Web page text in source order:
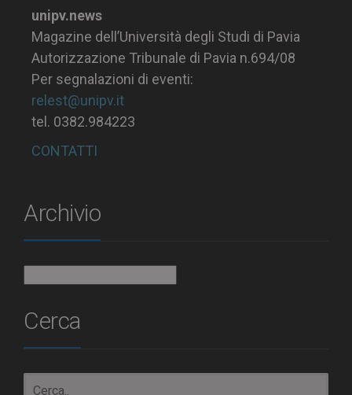
unipv.news
Magazine dell’Università degli Studi di Pavia
Autorizzazione Tribunale di Pavia n.694/08
Per segnalazioni di eventi:
relest@unipv.it
tel. 0382.984223
CONTATTI
Archivio
Cerca